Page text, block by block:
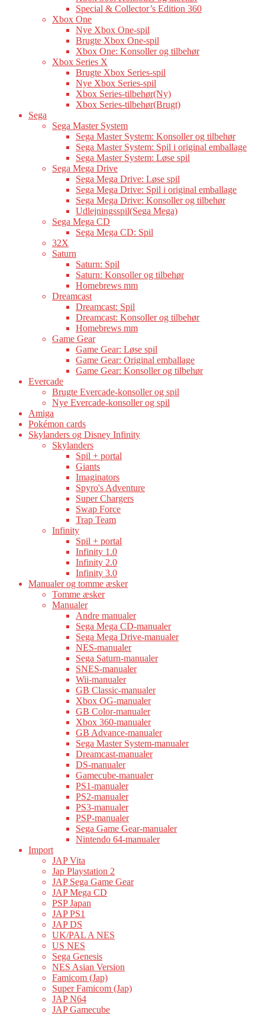
Special & Collector’s Edition 360
Xbox One
Nye Xbox One-spil
Brugte Xbox One-spil
Xbox One: Konsoller og tilbehør
Xbox Series X
Brugte Xbox Series-spil
Nye Xbox Series-spil
Xbox Series-tilbehør(Ny)
Xbox Series-tilbehør(Brugt)
Sega
Sega Master System
Sega Master System: Konsoller og tilbehør
Sega Master System: Spil i original emballage
Sega Master System: Løse spil
Sega Mega Drive
Sega Mega Drive: Løse spil
Sega Mega Drive: Spil i original emballage
Sega Mega Drive: Konsoller og tilbehør
Udlejningsspil(Sega Mega)
Sega Mega CD
Sega Mega CD: Spil
32X
Saturn
Saturn: Spil
Saturn: Konsoller og tilbehør
Homebrews mm
Dreamcast
Dreamcast: Spil
Dreamcast: Konsoller og tilbehør
Homebrews mm
Game Gear
Game Gear: Løse spil
Game Gear: Original emballage
Game Gear: Konsoller og tilbehør
Evercade
Brugte Evercade-konsoller og spil
Nye Evercade-konsoller og spil
Amiga
Pokémon cards
Skylanders og Disney Infinity
Skylanders
Spil + portal
Giants
Imaginators
Spyro's Adventure
Super Chargers
Swap Force
Trap Team
Infinity
Spil + portal
Infinity 1.0
Infinity 2.0
Infinity 3.0
Manualer og tomme æsker
Tomme æsker
Manualer
Andre manualer
Sega Mega CD-manualer
Sega Mega Drive-manualer
NES-manualer
Sega Saturn-manualer
SNES-manualer
Wii-manualer
GB Classic-manualer
Xbox OG-manualer
GB Color-manualer
Xbox 360-manualer
GB Advance-manualer
Sega Master System-manualer
Dreamcast-manualer
DS-manualer
Gamecube-manualer
PS1-manualer
PS2-manualer
PS3-manualer
PSP-manualer
Sega Game Gear-manualer
Nintendo 64-manualer
Import
JAP Vita
Jap Playstation 2
JAP Sega Game Gear
JAP Mega CD
PSP Japan
JAP PS1
JAP DS
UK/PAL A NES
US NES
Sega Genesis
NES Asian Version
Famicom (Jap)
Super Famicom (Jap)
JAP N64
JAP Gamecube